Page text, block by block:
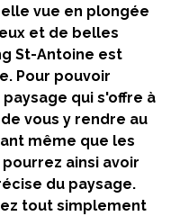
vue en plongée
et de belles
St-Antoine est
Pour pouvoir
qui s'offre à
vous y rendre au
même que les
ainsi avoir
du paysage.
tout simplement